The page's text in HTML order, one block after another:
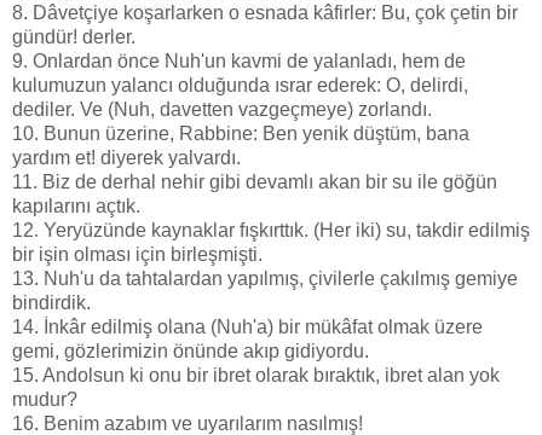
8. Dâvetçiye koşarlarken o esnada kâfirler: Bu, çok çetin bir
gündür! derler.
9. Onlardan önce Nuh'un kavmi de yalanladı, hem de
kulumuzun yalancı olduğunda ısrar ederek: O, delirdi,
dediler. Ve (Nuh, davetten vazgeçmeye) zorlandı.
10. Bunun üzerine, Rabbine: Ben yenik düştüm, bana
yardım et! diyerek yalvardı.
11. Biz de derhal nehir gibi devamlı akan bir su ile göğün
kapılarını açtık.
12. Yeryüzünde kaynaklar fışkırttık. (Her iki) su, takdir edilmiş
bir işin olması için birleşmişti.
13. Nuh'u da tahtalardan yapılmış, çivilerle çakılmış gemiye
bindirdik.
14. İnkâr edilmiş olana (Nuh'a) bir mükâfat olmak üzere
gemi, gözlerimizin önünde akıp gidiyordu.
15. Andolsun ki onu bir ibret olarak bıraktık, ibret alan yok
mudur?
16. Benim azabım ve uyarılarım nasılmış!